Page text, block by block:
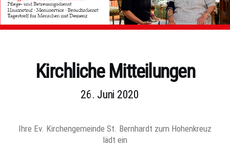
KategorienKirchliche Mitteilungen
26. Juni 2020
Ihre Ev. Kirchengemeinde St. Bernhardt zum Hohenkreuz
lädt ein